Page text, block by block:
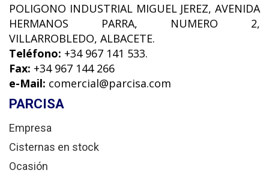
POLIGONO INDUSTRIAL MIGUEL JEREZ, AVENIDA
HERMANOS PARRA, NUMERO 2,
VILLARROBLEDO, ALBACETE.
Teléfono: +34 967 141 533.
Fax: +34 967 144 266
e-Mail: comercial@parcisa.com
PARCISA
Empresa
Cisternas en stock
Ocasión